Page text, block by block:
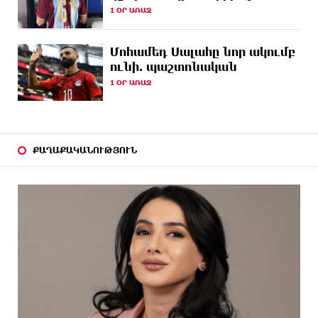
և «Opel»-ը. կա վիրավոր
11 ԺԱՄ
ԱՌԱՋ
Արժևորվում է Շիրակի երգիծական
բանահյուսությունը
12 ԺԱՄ
ԱՌԱՋ
Վրաստանում պետական ​​պաշտոնյային կաշառելու
փորձի համար քաղաքացի է ձերբակալվել
12 ԺԱՄ
ՌԴ-ն պատրաստ է շարունակել Հայաստանի
Օվերչուկ
Հայաստանի բնակչության թիվը շուրջ 7 հազարով
Իսրայելի ՊԲ-ն հարձակվել է Լիբանանում
«Հըզբոլլահ»-ի հրամանատարական կետերի և
պահեստների վրա
«Ռեալ Մադրիդ»-ն ու «ՌԲ Լայպցիգը»
համաձայնության են եկել Յան Դիոմանդեի
տրանսֆերի վերաբերյալ
1 ՕՐ ԱՌԱՋ
Մոհամեդ Սալահը նոր ակումբ
ունի. պաշտոնական
1 ՕՐ ԱՌԱՋ
ՔԱՂԱՔԱԿԱՆՈՒԹՅՈՒՆ